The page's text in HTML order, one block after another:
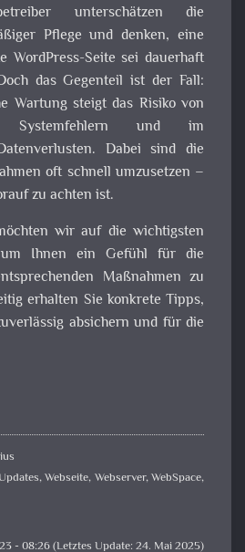
unterschätzen die
Pflege und denken, eine
WordPress-Seite sei dauerhaft
das Gegenteil ist der Fall:
Wartung steigt das Risiko von
Systemfehlern und im
Dabei sind die
oft schnell umzusetzen –
zu achten ist.
wir auf die wichtigsten
Ihnen ein Gefühl für die
Maßnahmen zu
erhalten Sie konkrete Tipps,
absichern und für die
,Webseite, Webserver,WebSpace,
- 08:26 (Letztes Update: 24. Mai 2025)